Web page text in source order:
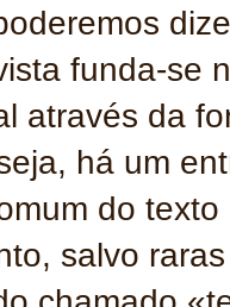
funda-se
através da
há um
do
salvo